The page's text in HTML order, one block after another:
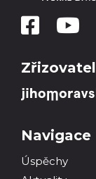
Zřizovatel
Navigace
Úspěchy